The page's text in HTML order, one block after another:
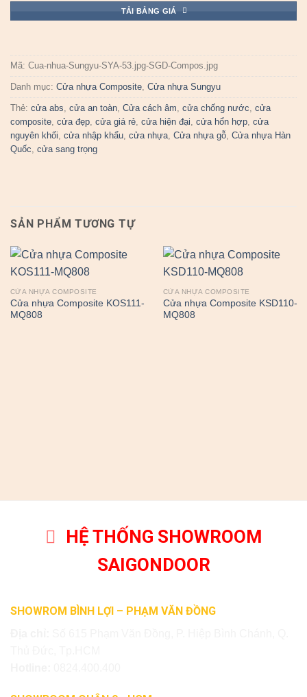
TẢI BẢNG GIÁ
Mã: Cua-nhua-Sungyu-SYA-53.jpg-SGD-Compos.jpg
Danh mục: Cửa nhựa Composite, Cửa nhựa Sungyu
Thẻ: cửa abs, cửa an toàn, Cửa cách âm, cửa chống nước, cửa
composite, cửa đẹp, cửa giá rẻ, cửa hiện đại, cửa hổn hợp, cửa
nguyên khối, cửa nhập khẩu, cửa nhựa, Cửa nhựa gỗ, Cửa nhựa Hàn
Quốc, cửa sang trọng
SẢN PHẨM TƯƠNG TỰ
CỬA NHỰA COMPOSITE
Cửa nhựa Composite KOS111-
MQ808
CỬA NHỰA COMPOSITE
Cửa nhựa Composite KSD110-
MQ808
HỆ THỐNG SHOWROOM
SAIGONDOOR
SHOWROM BÌNH LỢI – PHẠM VĂN ĐỒNG